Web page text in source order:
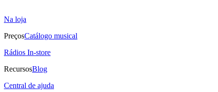
Na loja
PreçosCatálogo musical
Rádios In-store
RecursosBlog
Central de ajuda